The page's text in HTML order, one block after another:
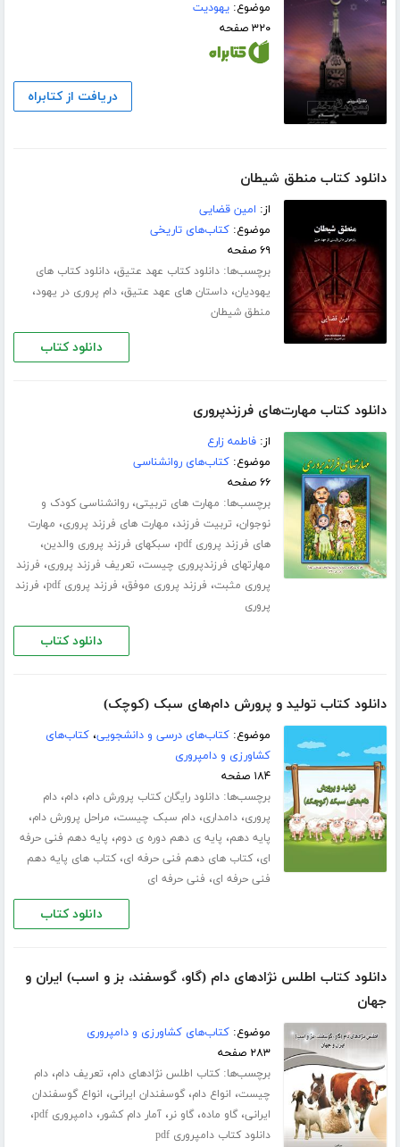
موضوع:یهودیت
۳۲۰ صفحه
دریافت از کتابراه
دانلود کتاب منطق شیطان
از: امین قضایی
موضوع:کتاب‌های تاریخی
۶۹ صفحه
برچسب‌ها:دانلود کتاب عهد عتیق،دانلود کتاب های
یهودیان،داستان های عهد عتیق،دام پروری در یهود،
منطق شیطان
دانلود کتاب
دانلود کتاب مهارت‌های فرزندپروری
از:فاطمه زارع
موضوع:کتاب‌های روانشناسی
۶۶ صفحه
برچسب‌ها: مهارت های تربیتی،روانشناسی کودک و
نوجوان، تربیت فرزند، مهارت های فرزند پروری، مهارت
های فرزند پروری pdf
، سبکهای فرزند پروری والدین،
مهارتهای فرزندپروری چیست، تعریف فرزند پروری، فرزند
پروری مثبت، فرزند پروری موفق، فرزند پروری pdf ، فرزند
پروری
دانلود کتاب
دانلود کتاب تولید و پرورش دام‌های سبک (کوچک)
موضوع:کتاب‌های درسی و دانشجویی،کتاب‌های
کشاورزی و دامپروری
۱۸۴ صفحه
برچسب‌ها:دانلود رایگان کتاب پرورش دام،دام،دام
پروری،دامداری،دام سبک چیست، مراحل پرورش دام،
پایه دهم، پایه ی دهم دوره ی دوم، پایه دهم فنی حرفه
ای،کتاب های دهم فنی حرفه ای،کتاب های پایه دهم
فنی حرفه ای، فنی حرفه ای
دانلود کتاب
دانلود کتاب اطلس نژادهای دام (گاو، گوسفند، بز و اسب) ایران و
جهان
موضوع:کتاب‌های کشاورزی و دامپروری
۲۸۳ صفحه
برچسب‌ها:کتاب اطلس نژادهای دام، تعریف دام،دام
چیست، انواع دام،گوسفندان ایرانی، انواع گوسفندان
ایرانی،گاو ماده،گاو نر،آمار دام کشور،دامپروری pdf ،
دانلود کتاب دامپروری pdf